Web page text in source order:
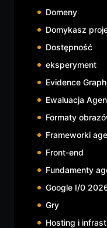
Domeny
Domykasz
Dostępność
eksperyment
Evidence Graph
Ewaluacja
Formaty
Frameworki
Front-end
Fundamenty
Google I/0
Gry
Hosting i